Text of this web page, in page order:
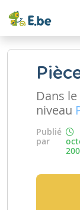
Dans
niveau
Publié
par